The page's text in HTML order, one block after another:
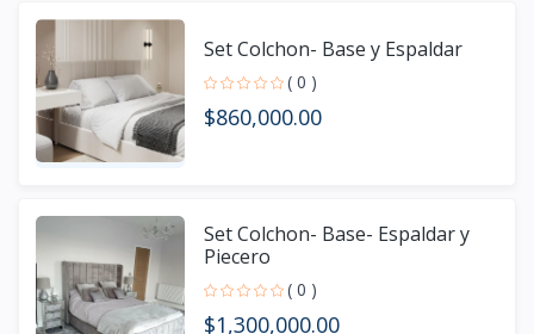
Set Colchon- Base y Espaldar
( 0 )
$860,000.00
Set Colchon- Base- Espaldar y
Piecero
( 0 )
$1,300,000.00